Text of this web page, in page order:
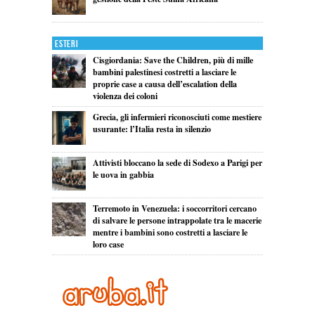
Esteri
Cisgiordania: Save the Children, più di mille
bambini palestinesi costretti a lasciare le
proprie case a causa dell’escalation della
violenza dei coloni
Grecia, gli infermieri riconosciuti come mestiere
usurante: l’Italia resta in silenzio
Attivisti bloccano la sede di Sodexo a Parigi per
le uova in gabbia
Terremoto in Venezuela: i soccorritori cercano
di salvare le persone intrappolate tra le macerie
mentre i bambini sono costretti a lasciare le
loro case